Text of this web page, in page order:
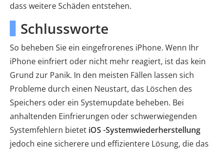
dass weitere Schäden entstehen.
Schlussworte
So beheben Sie ein eingefrorenes iPhone. Wenn Ihr
iPhone einfriert oder nicht mehr reagiert, ist das kein
Grund zur Panik. In den meisten Fällen lassen sich
Probleme durch einen Neustart, das Löschen des
Speichers oder ein Systemupdate beheben. Bei
anhaltenden Einfrierungen oder schwerwiegenden
Systemfehlern bietet iOS -Systemwiederherstellung
jedoch eine sicherere und effizientere Lösung, die das